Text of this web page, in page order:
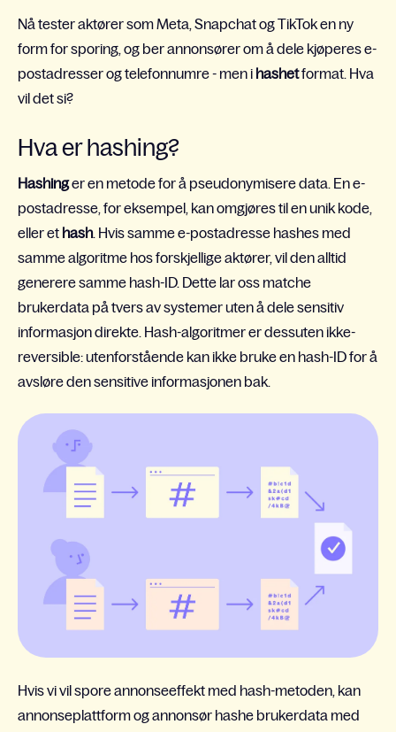
Nå tester aktører som Meta, Snapchat og TikTok en ny
form for sporing, og ber annonsører om å dele kjøperes e-
postadresser og telefonnumre - men i hashetformat. Hva
vil det si?
Hva er hashing?
Hashinger en metode for å pseudonymisere data. En e-
postadresse, for eksempel, kan omgjøres til en unik kode,
eller et hash. Hvis samme e-postadresse hashes med
samme algoritme hos forskjellige aktører, vil den alltid
generere samme hash-ID. Dette lar oss matche
brukerdata på tvers av systemer uten å dele sensitiv
informasjon direkte. Hash-algoritmer er dessuten ikke-
reversible: utenforstående kan ikke bruke en hash-ID for å
avsløre den sensitive informasjonen bak.
Hvis vi vil spore annonseeffekt med hash-metoden, kan
annonseplattform og annonsør hashe brukerdata med